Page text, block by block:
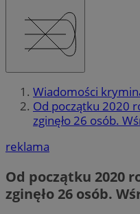
Wiadomości
Od początku 2020
zginęło 26 osób.
reklama
Od początku 2020
zginęło 26 osób.